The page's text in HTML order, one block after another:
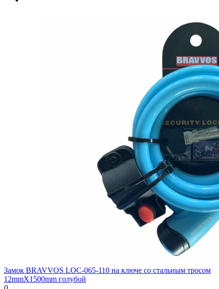
Замок BRAVVOS LOC-065-110 на ключе со стальным тросом
12mmX1500mm голубой